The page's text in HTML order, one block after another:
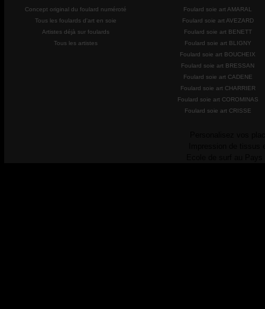
Concept original du foulard numéroté
Tous les foulards d'art en soie
Artistes déjà sur foulards
Tous les artistes
Foulard soie art AMARAL
Foulard soie art AVEZARD
Foulard soie art BENETT
Foulard soie art BLIGNY
Foulard soie art BOUCHEIX
Foulard soie art BRESSAN
Foulard soie art CADENE
Foulard soie art CHARRIER
Foulard soie art COROMINAS
Foulard soie art CRISSE